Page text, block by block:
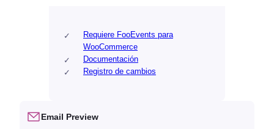
Email Preview
Requiere FooEvents para
WooCommerce
Documentación
Registro de cambios